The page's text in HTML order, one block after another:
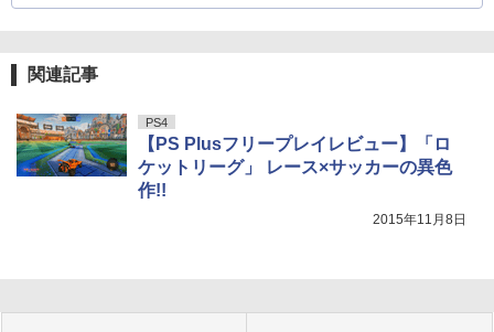
関連記事
PS4
【PS Plusフリープレイレビュー】「ロ
ケットリーグ」 レース×サッカーの異色
作!!
2015年11月8日